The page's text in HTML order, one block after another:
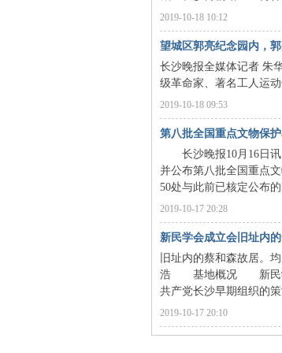
2019-10-18 10:12
望城区郭亮纪念园内，
长沙晚报全媒体记者
级革命家、著名工人运
2019-10-18 09:53
第八批全国重点文物保
长沙晚报10月16日讯
并公布第八批全国重点
50处与此前已核定公布
2019-10-17 20:28
新民学会成立会旧址内
旧址内的蔡和森故居
浩 基地概况 新民学会
共产党长沙早期组织的
2019-10-17 20:10